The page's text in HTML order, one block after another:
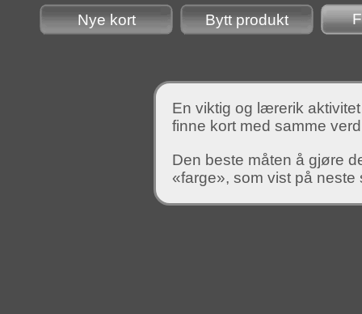
Nye kort Bytt produkt
En viktig og lærerik
finne kort med samme
Den beste måten å gjøre
«farge», som vist på neste